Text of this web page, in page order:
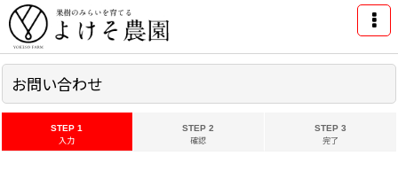
お問い合わせ
STEP 1
入力
STEP 2
確認
STEP 3
完了